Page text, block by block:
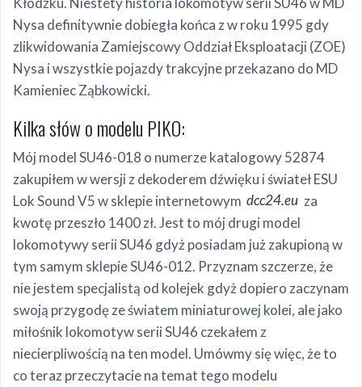
Nysa definitywnie dobiegła końca z w roku 1995 gdy
zlikwidowania Zamiejscowy Oddział Eksploatacji (ZOE)
Nysa i wszystkie pojazdy trakcyjne przekazano do MD
Kamieniec Ząbkowicki.
Kilka słów o modelu PIKO:
Mój model SU46-018 o numerze katalogowy 52874
zakupiłem w wersji z dekoderem dźwięku i świateł ESU
Lok Sound V5 w sklepie internetowym dcc24.eu za
kwotę przeszło 1400 zł. Jest to mój drugi model
lokomotywy serii SU46 gdyż posiadam już zakupioną w
tym samym sklepie SU46-012. Przyznam szczerze, że
nie jestem specjalistą od kolejek gdyż dopiero zaczynam
swoją przygodę ze światem miniaturowej kolei, ale jako
miłośnik lokomotyw serii SU46 czekałem z
niecierpliwością na ten model. Umówmy się więc, że to
co teraz przeczytacie na temat tego modelu